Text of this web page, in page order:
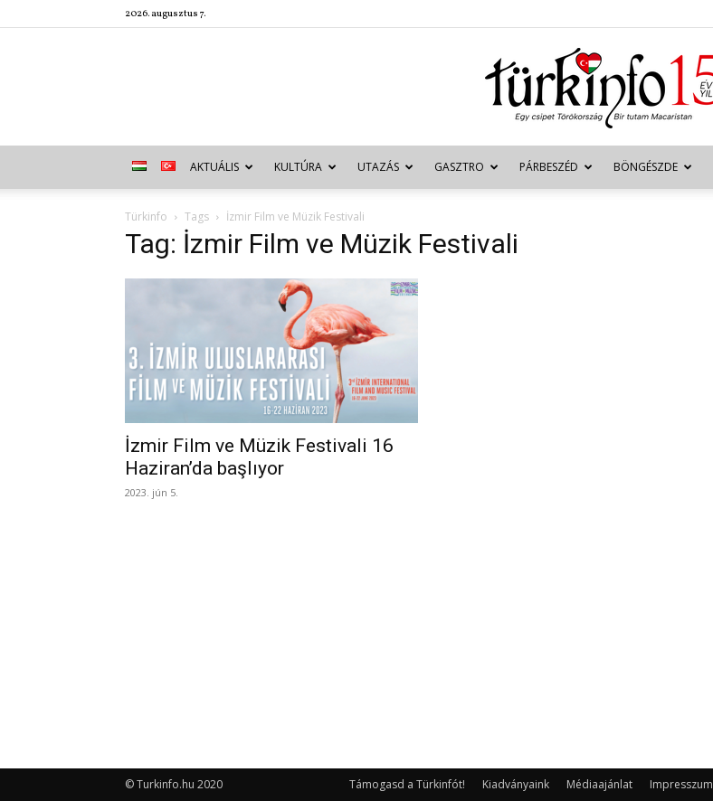
2026. augusztus 7.
Türkinfo
AKTUÁLIS KULTÚRA UTAZÁS GASZTRO PÁRBESZÉD BÖNGÉSZDE
Türkinfo Tags İzmir Film ve Müzik Festivali
Tag: İzmir Film ve Müzik Festivali
İzmir Film ve Müzik Festivali 16
Haziran’da başlıyor
2023. jún 5.
Támogasd a Türkinfót! Kiadványaink Médiaajánlat Impresszum
© Turkinfo.hu 2020